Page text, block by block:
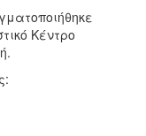
Κέντρο